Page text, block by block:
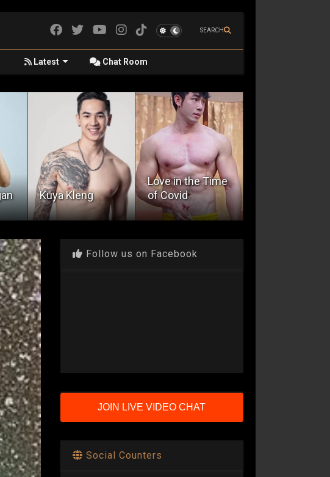
SEARCH
Latest Chat Room
Love in the Time
of Covid
Barber Shop
Follow us on Facebook
JOIN LIVE VIDEO CHAT
Social Counters